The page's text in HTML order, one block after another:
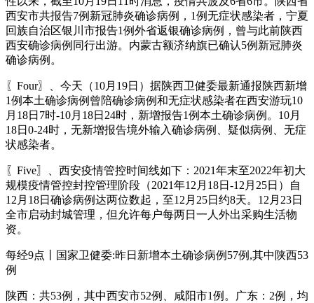
西安市共报告7例新冠肺炎确诊病例，1例无症状感染者，宁夏
回族自治区银川市报告1例外省返银确诊病例，曾与此前陕西
西安确诊病例同行出游。内蒙古额济纳旗已确认5例新冠肺炎
确诊病例。
〖Four〗、今天（10月19日）据陕西卫健委最新通报陕西新增
1例本土确诊病例曾陪确诊病例和无症状感染者在西安游玩10
月18日7时-10月18日24时，新增报告1例本土确诊病例。10月
18日0-24时，无新增报告境外输入确诊病例、疑似病例、无症
状感染者。
〖Five〗、西安疫情管控时间线如下：2021年末至2022年初大
规模疫情管控封控管理阶段（2021年12月18日-12月25日）自
12月18日确诊病例达两位数起，至12月25日约8天。12月23日
全市启动封城管理，但允许每户每两日一人外出采购生活物
资。
每经9点丨国家卫健委:昨日新增本土确诊病例57例,其中陕西53
例
陕西：共53例，其中西安市52例、咸阳市1例。广东：2例，均